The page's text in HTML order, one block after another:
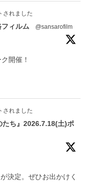
されました
ィルム
@sansarofilm
開催！
されました
ち』2026.7.18(土)ポ
決定。ぜひお出かけく